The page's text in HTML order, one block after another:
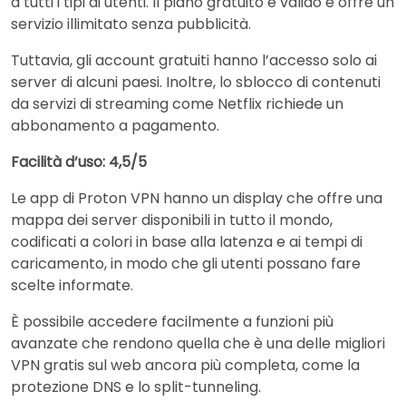
servizio illimitato senza pubblicità.
Tuttavia, gli account gratuiti hanno l’accesso solo ai
server di alcuni paesi. Inoltre, lo sblocco di contenuti
da servizi di streaming come Netflix richiede un
abbonamento a pagamento.
Facilità d’uso: 4,5/5
Le app di Proton VPN hanno un display che offre una
mappa dei server disponibili in tutto il mondo,
codificati a colori in base alla latenza e ai tempi di
caricamento, in modo che gli utenti possano fare
scelte informate.
È possibile accedere facilmente a funzioni più
avanzate che rendono quella che è una delle migliori
VPN gratis sul web ancora più completa, come la
protezione DNS e lo split-tunneling.